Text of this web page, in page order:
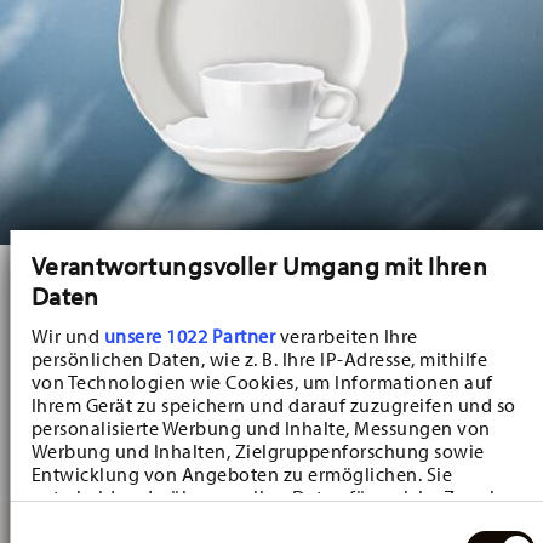
Verantwortungsvoller Umgang mit Ihren
Daten
Wir und unsere 1022 Partnerverarbeiten Ihre
persönlichen Daten, wie z. B. Ihre IP-Adresse, mithilfe
von Technologien wie Cookies, um Informationen auf
Ihrem Gerät zu speichern und darauf zuzugreifen und so
personalisierte Werbung und Inhalte, Messungen von
Werbung und Inhalten, Zielgruppenforschung sowie
Entwicklung von Angeboten zu ermöglichen. Sie
entscheiden darüber, wer Ihre Daten für welche Zwecke
SUMMER SALE
Discover stylish dinnerware with attractive discounts. Whether for everyday dining
or festive table settings, find premium porcelain for every occasion in the Summer
Sale.